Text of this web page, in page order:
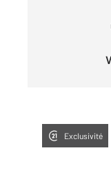
Exclusivité